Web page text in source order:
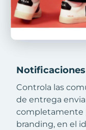
Notificaciones
Controla las
de entrega
completamente
branding, en el